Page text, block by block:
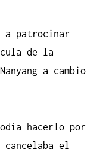
a patrocinar
de la
a cambio
hacerlo por
el